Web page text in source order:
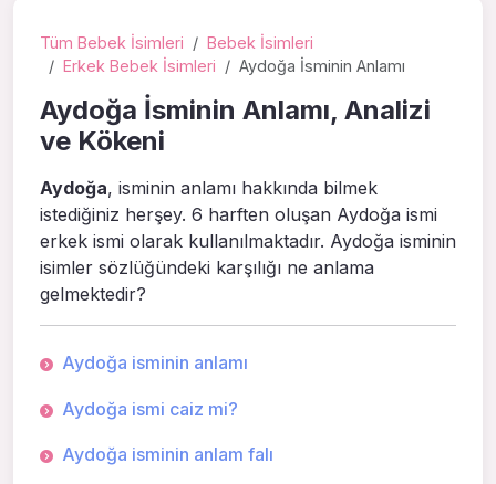
Tüm Bebek İsimleri
Bebek İsimleri
Erkek Bebek İsimleri
Aydoğa İsminin Anlamı
Aydoğa İsminin Anlamı, Analizi
ve Kökeni
Aydoğa, isminin anlamı hakkında bilmek
istediğiniz herşey. 6 harften oluşan Aydoğa ismi
erkek ismi olarak kullanılmaktadır. Aydoğa isminin
isimler sözlüğündeki karşılığı ne anlama
gelmektedir?
Aydoğa isminin anlamı
Aydoğa ismi caiz mi?
Aydoğa isminin anlam falı